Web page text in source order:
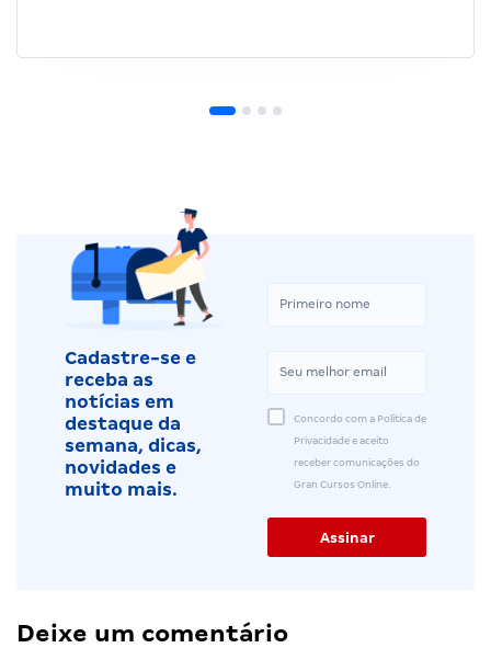
Cadastre-se e
receba as
notícias em
destaque da
semana, dicas,
novidades e
muito mais.
Concordo com a Política de
Privacidade e aceito
receber comunicações do
Gran Cursos Online.
Deixe um comentário